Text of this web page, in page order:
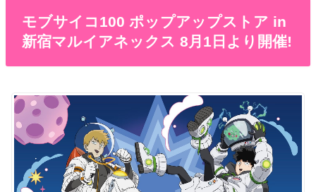
モブサイコ100 ポップアップストア in
新宿マルイアネックス 8月1日より開催!